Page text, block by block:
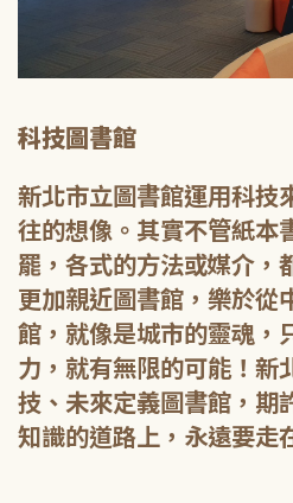
科技圖書館
新北市立圖書館運用科技
往的想像。其實不管紙本
罷，各式的方法或媒介，
更加親近圖書館，樂於從
館，就像是城市的靈魂，
力，就有無限的可能！新
技、未來定義圖書館，期
知識的道路上，永遠要走